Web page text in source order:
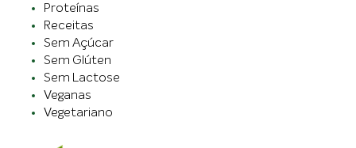
Proteínas
Receitas
Sem Açúcar
Sem Glúten
Sem Lactose
Veganas
Vegetariano